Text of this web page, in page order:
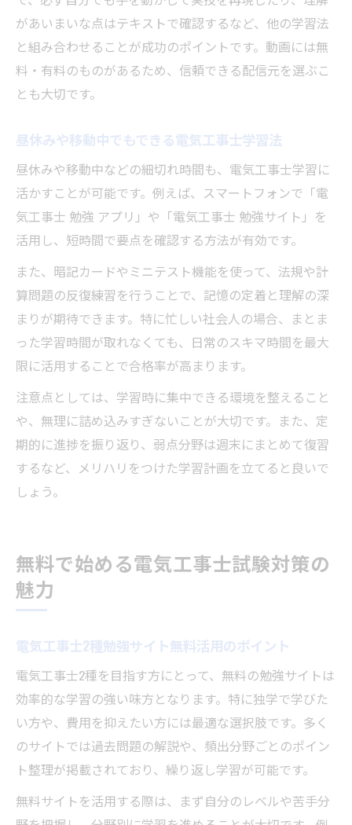
があいまいな点はテキストで確認するなど、他の学習法
と組み合わせることが成功のポイントです。動画には無
料・有料のものがあるため、信頼できる配信元を選ぶこ
とも大切です。
昼休みや移動中でもできる電気工事士学習法
昼休みや移動中などの細切れ時間も、電気工事士学習に
活かすことが可能です。例えば、スマートフォンで「電
気工事士 勉強 アプリ」や「電気工事士 勉強サイト」を
活用し、短時間で要点を確認する方法が有効です。
また、暗記カードやミニテスト機能を使って、法規や計
算問題の反復練習を行うことで、記憶の定着と理解の深
まりが期待できます。特に忙しい社会人の場合、まとま
った学習時間が取れなくても、日常のスキマ時間を最大
限に活用することで合格率が高まります。
注意点としては、学習時に集中できる環境を整えること
や、無理に詰め込みすぎないことが大切です。また、定
期的に進捗を振り返り、弱点分野は週末にまとめて復習
するなど、メリハリをつけた学習計画を立てると良いで
しょう。
無料で始める電気工事士試験対策の
魅力
電気工事士2種勉強サイト無料活用のポイント
電気工事士2種を目指す方にとって、無料の勉強サイトは
効率的な学習の強い味方となります。特に独学で学びた
い方や、費用を抑えたい方には最適な選択肢です。多く
のサイトでは過去問題の解説や、頻出分野ごとのポイン
ト整理が掲載されており、繰り返し学習が可能です。
無料サイトを活用する際は、まず自分のレベルや苦手分